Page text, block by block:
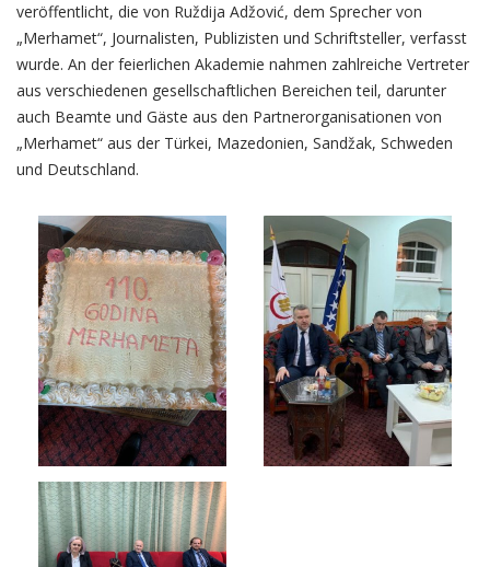
veröffentlicht, die von Ruždija Adžović, dem Sprecher von
„Merhamet“, Journalisten, Publizisten und Schriftsteller, verfasst
wurde. An der feierlichen Akademie nahmen zahlreiche Vertreter
aus verschiedenen gesellschaftlichen Bereichen teil, darunter
auch Beamte und Gäste aus den Partnerorganisationen von
„Merhamet“ aus der Türkei, Mazedonien, Sandžak, Schweden
und Deutschland.